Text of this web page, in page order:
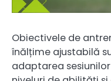
Obiectivele de
înălțime ajustabilă
adaptarea